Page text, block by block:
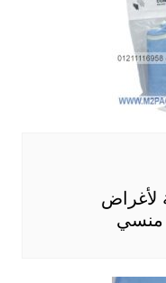
لأغراض
منسي